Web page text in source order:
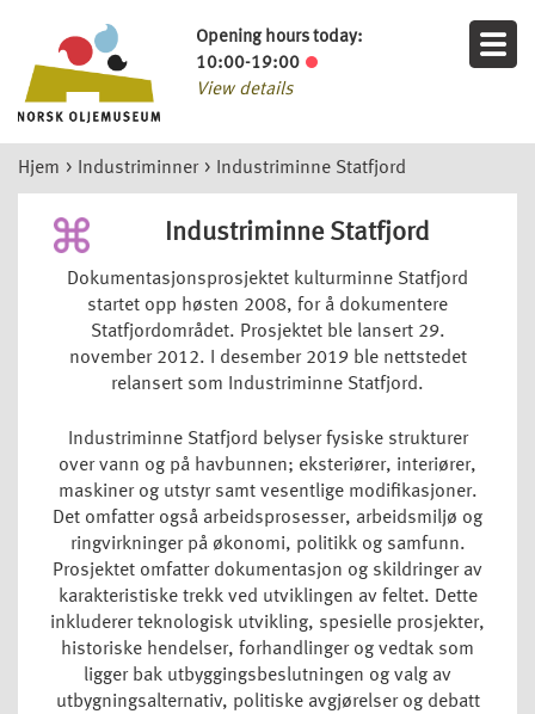
Opening hours today:
10:00-19:00
View details
Hjem > Industriminner > Industriminne Statfjord
Industriminne Statfjord
Dokumentasjonsprosjektet kulturminne Statfjord
startet opp høsten 2008, for å dokumentere
Statfjordområdet. Prosjektet ble lansert 29.
november 2012. I desember 2019 ble nettstedet
relansert som Industriminne Statfjord.
Industriminne Statfjord belyser fysiske strukturer
over vann og på havbunnen; eksteriører, interiører,
maskiner og utstyr samt vesentlige modifikasjoner.
Det omfatter også arbeidsprosesser, arbeidsmiljø og
ringvirkninger på økonomi, politikk og samfunn.
Prosjektet omfatter dokumentasjon og skildringer av
karakteristiske trekk ved utviklingen av feltet. Dette
inkluderer teknologisk utvikling, spesielle prosjekter,
historiske hendelser, forhandlinger og vedtak som
ligger bak utbyggingsbeslutningen og valg av
utbygningsalternativ, politiske avgjørelser og debatt